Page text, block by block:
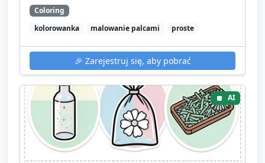
Coloring
kolorowanka
malowanie palcami proste
🎉 Zarejestruj się, aby pobrać
AI